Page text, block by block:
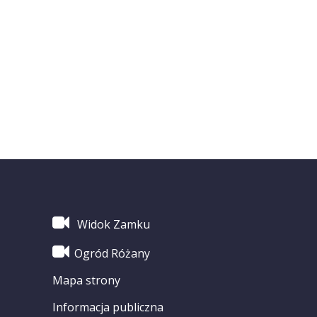
Widok Zamku
Ogród Różany
Mapa strony
Informacja publiczna